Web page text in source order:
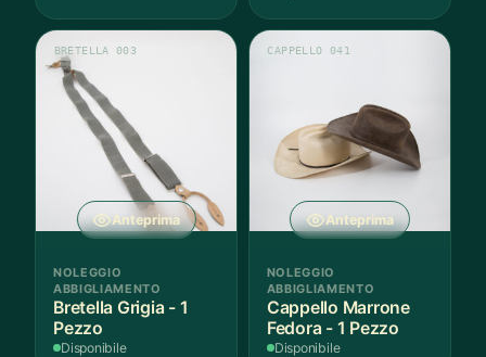
Anteprima
BRETELLA 003
NOLEGGIO
ABBIGLIAMENTO
Bretella Grigia - 1
Pezzo
Disponibile
Anteprima
CAPPELLO 041
NOLEGGIO
ABBIGLIAMENTO
Cappello Marrone
Fedora - 1 Pezzo
Disponibile